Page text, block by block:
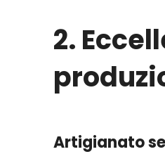
2.
Artigianato